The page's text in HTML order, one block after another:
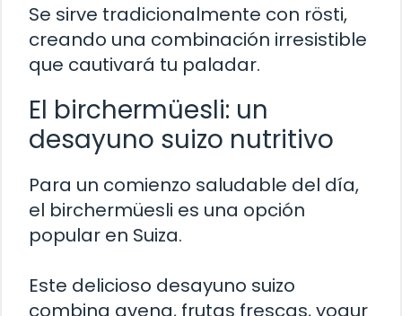
Se sirve tradicionalmente con rösti,
creando una combinación irresistible
que cautivará tu paladar.
El birchermüesli: un
desayuno suizo nutritivo
Para un comienzo saludable del día,
el birchermüesli es una opción
popular en Suiza.
Este delicioso desayuno suizo
combina avena, frutas frescas, yogur